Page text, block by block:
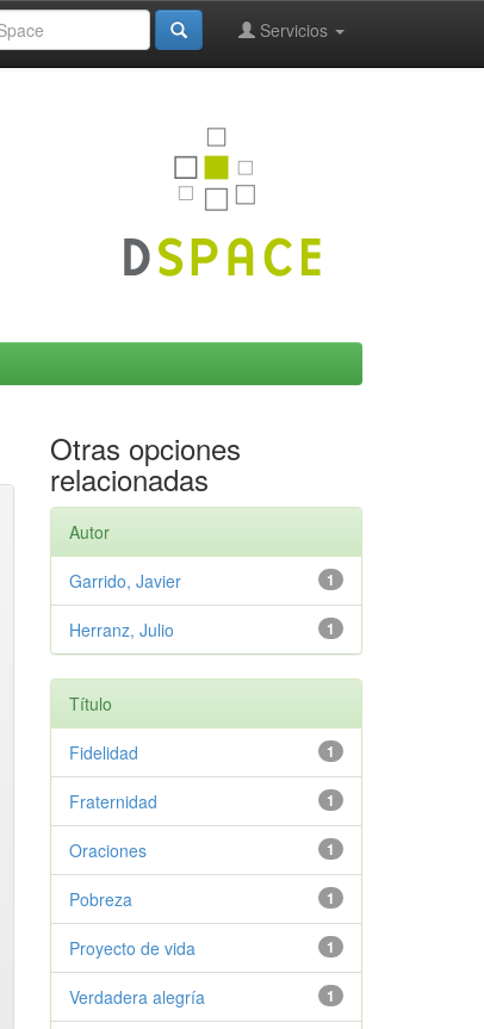
Servicios
Otras opciones
relacionadas
Autor
1
Garrido, Javier
1
Herranz, Julio
Título
1
Fidelidad
1
Fraternidad
1
Oraciones
1
Pobreza
1
Proyecto de vida
1
Verdadera alegría